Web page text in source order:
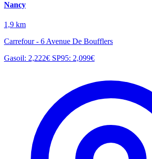
Nancy
1,9 km
Carrefour - 6 Avenue De Boufflers
Gasoil: 2,222€ SP95: 2,099€